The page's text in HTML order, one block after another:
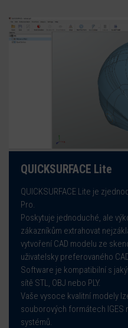
QUICKSURFACE Lite
QUICKSURFACE Lite je
Pro.
Poskytuje jednoduché, ale
zákazníkům extrahovat
vytvoření CAD modelu ze
uživatelsky preferovaného
Software je kompatibilní s
sítě STL, OBJ nebo PLY.
Vaše vysoce kvalitní modely
souborových formátech IGES
systémů.